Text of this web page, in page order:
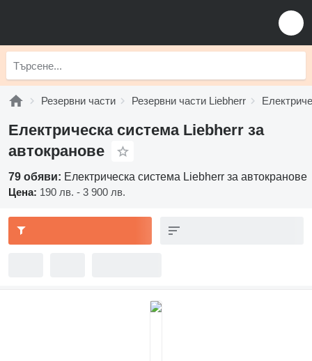
Резервни части Резервни части Liebherr
Електрическа система Liebherr за
автокранове
79 обяви: Електрическа система Liebherr за автокранове
Цена: 190 лв. - 3 900 лв.